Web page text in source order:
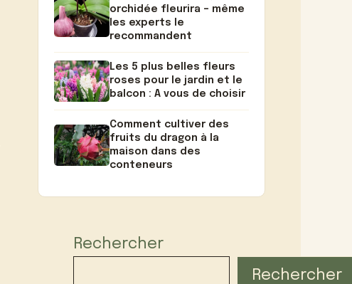
orchidée fleurira – même
les experts le
recommandent
Les 5 plus belles fleurs
roses pour le jardin et le
balcon : A vous de choisir
Comment cultiver des
fruits du dragon à la
maison dans des
conteneurs
Rechercher
Rechercher